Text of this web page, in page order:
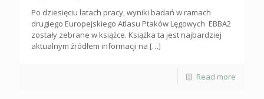
Po dziesięciu latach pracy, wyniki badań w ramach
drugiego Europejskiego Atlasu Ptaków Lęgowych EBBA2
zostały zebrane w książce. Książka ta jest najbardziej
aktualnym źródłem informacji na […]
Read more